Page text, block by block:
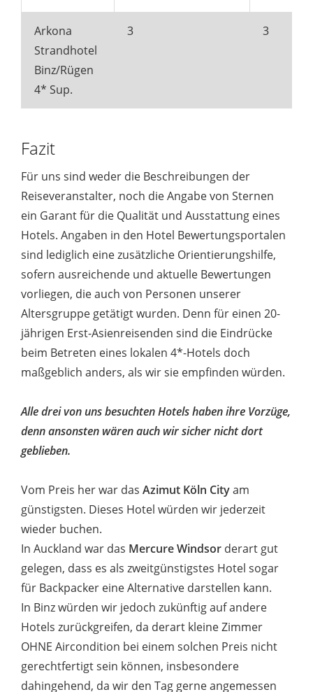
Arkona
Strandhotel
Binz/Rügen
4* Sup.
3 3
Fazit
Für uns sind weder die Beschreibungen der
Reiseveranstalter, noch die Angabe von Sternen
ein Garant für die Qualität und Ausstattung eines
Hotels. Angaben in den Hotel Bewertungsportalen
sind lediglich eine zusätzliche Orientierungshilfe,
sofern ausreichende und aktuelle Bewertungen
vorliegen, die auch von Personen unserer
Altersgruppe getätigt wurden. Denn für einen 20-
jährigen Erst-Asienreisenden sind die Eindrücke
beim Betreten eines lokalen 4*-Hotels doch
maßgeblich anders, als wir sie empfinden würden.
Alle drei von uns besuchten Hotels haben ihre Vorzüge,
denn ansonsten wären auch wir sicher nicht dort
geblieben.
Vom Preis her war das Azimut Köln Cityam
günstigsten. Dieses Hotel würden wir jederzeit
wieder buchen.
In Auckland war das Mercure Windsor derart gut
gelegen, dass es als zweitgünstigstes Hotel sogar
für Backpacker eine Alternative darstellen kann.
In Binz würden wir jedoch zukünftig auf andere
Hotels zurückgreifen, da derart kleine Zimmer
OHNE Aircondition bei einem solchen Preis nicht
gerechtfertigt sein können, insbesondere
dahingehend, da wir den Tag gerne angemessen